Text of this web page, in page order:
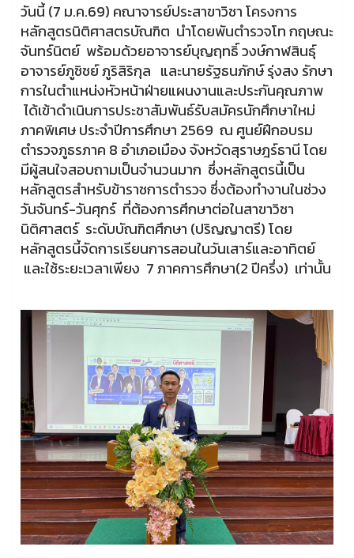
วันนี้ (7 ม.ค.69) คณาจารย์ประสาขาวิชา โครงการ
หลักสูตรนิติศาสตรบัณฑิต นำโดยพันตำรวจโท กฤษณะ
จันทร์นิตย์ พร้อมด้วยอาจารย์บุญฤทธิ์ วงษ์กาฬสินธุ์
อาจารย์ภูชิชย์ ภูริสิริกุล และนายรัฐธนภักษ์ รุ่งสง รักษา
การในตำแหน่งหัวหน้าฝ่ายแผนงานและประกันคุณภาพ
ได้เข้าดำเนินการประชาสัมพันธ์รับสมัครนักศึกษาใหม่
ภาคพิเศษ ประจำปีการศึกษา 2569 ณ ศูนย์ฝึกอบรม
ตำรวจภูธรภาค 8 อำเภอเมือง จังหวัดสุราษฎร์ธานี โดย
มีผู้สนใจสอบถามเป็นจำนวนมาก ซึ่งหลักสูตรนี้เป็น
หลักสูตรสำหรับข้าราชการตำรวจ ซึ่งต้องทำงานในช่วง
วันจันทร์-วันศุกร์ ที่ต้องการศึกษาต่อในสาขาวิชา
นิติศาสตร์ ระดับบัณฑิตศึกษา (ปริญญาตรี) โดย
หลักสูตรนี้จัดการเรียนการสอนในวันเสาร์และอาทิตย์
และใช้ระยะเวลาเพียง 7 ภาคการศึกษา(2 ปีครึ่ง) เท่านั้น